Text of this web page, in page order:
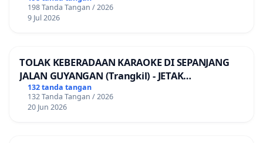
198 Tanda Tangan / 2026
9 Jul 2026
TOLAK KEBERADAAN KARAOKE DI SEPANJANG
JALAN GUYANGAN (Trangkil) - JETAK
(Wedarijaksa) Kab. PATI
132 tanda tangan
132 Tanda Tangan / 2026
20 Jun 2026